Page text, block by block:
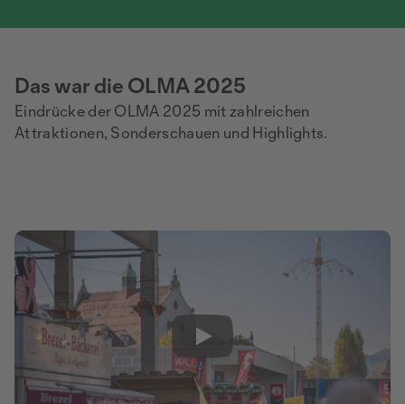
Das war die OLMA 2025
Eindrücke der OLMA 2025 mit zahlreichen
Attraktionen, Sonderschauen und Highlights.
Play